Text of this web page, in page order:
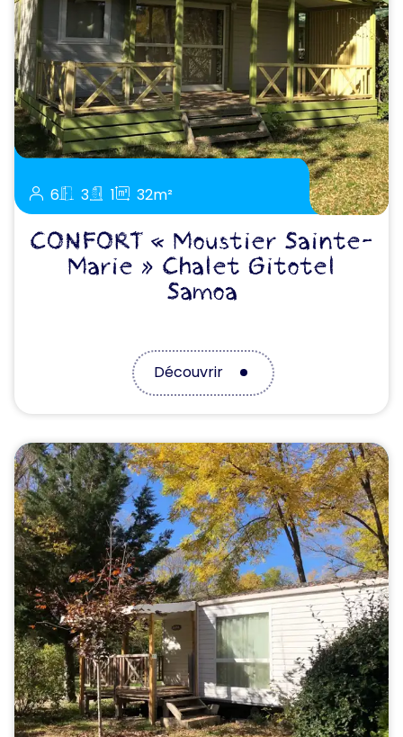
6 3 1 32m²
CONFORT « Moustier Sainte-
Marie » Chalet Gitotel
Samoa
Découvrir